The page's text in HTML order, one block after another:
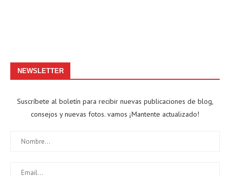
NEWSLETTER
Suscríbete al boletín para recibir nuevas publicaciones de blog,
consejos y nuevas fotos. vamos ¡Mantente actualizado!